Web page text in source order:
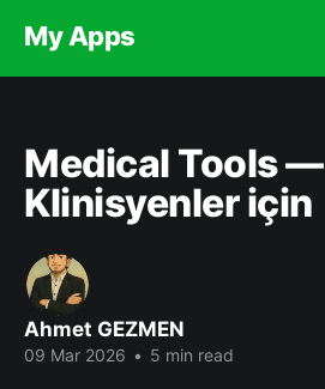
My Apps
Medical Tools —
Klinisyenler için
Ahmet GEZMEN
09 Mar 2026 • 5 min read